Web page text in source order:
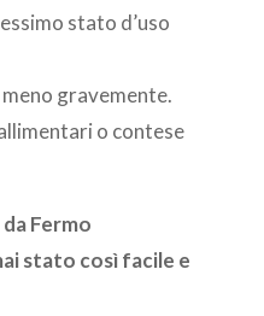
stato d’uso
gravemente.
o contese
Fermo
stato così facile e